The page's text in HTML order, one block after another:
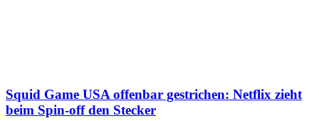
Squid Game USA offenbar gestrichen: Netflix zieht
beim Spin-off den Stecker